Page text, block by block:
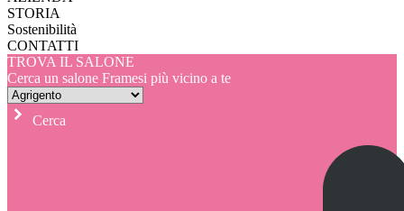
STORIA
Sostenibilità
CONTATTI
TROVA IL SALONE
Cerca un salone Framesi più vicino a te
Cerca